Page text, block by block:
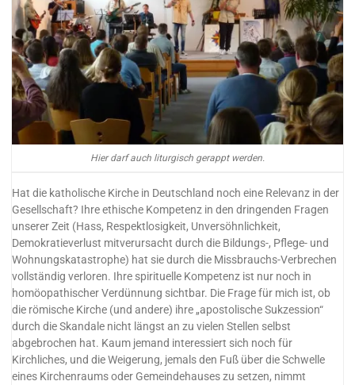
Hier darf auch liturgisch gerappt werden.
Hat die katholische Kirche in Deutschland noch eine Relevanz in der
Gesellschaft? Ihre ethische Kompetenz in den dringenden Fragen
unserer Zeit (Hass, Respektlosigkeit, Unversöhnlichkeit,
Demokratieverlust mitverursacht durch die Bildungs-, Pflege- und
Wohnungskatastrophe) hat sie durch die Missbrauchs-Verbrechen
vollständig verloren. Ihre spirituelle Kompetenz ist nur noch in
homöopathischer Verdünnung sichtbar. Die Frage für mich ist, ob
die römische Kirche (und andere) ihre „apostolische Sukzession“
durch die Skandale nicht längst an zu vielen Stellen selbst
abgebrochen hat. Kaum jemand interessiert sich noch für
Kirchliches, und die Weigerung, jemals den Fuß über die Schwelle
eines Kirchenraums oder Gemeindehauses zu setzen, nimmt